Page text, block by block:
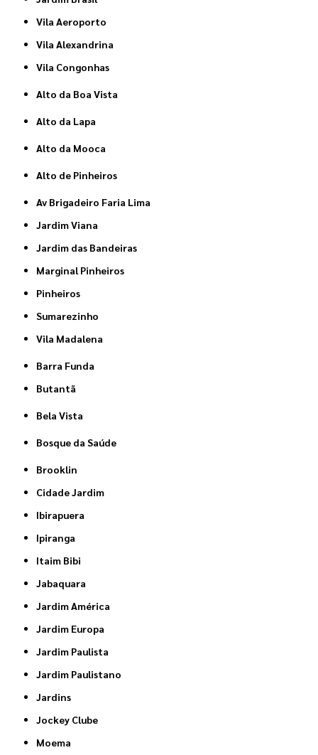
Vila Aeroporto
Vila Alexandrina
Vila Congonhas
Alto da Boa Vista
Alto da Lapa
Alto da Mooca
Alto de Pinheiros
Av Brigadeiro Faria Lima
Jardim Viana
Jardim das Bandeiras
Marginal Pinheiros
Pinheiros
Sumarezinho
Vila Madalena
Barra Funda
Butantã
Bela Vista
Bosque da Saúde
Brooklin
Cidade Jardim
Ibirapuera
Ipiranga
Itaim Bibi
Jabaquara
Jardim América
Jardim Europa
Jardim Paulista
Jardim Paulistano
Jardins
Jockey Clube
Moema